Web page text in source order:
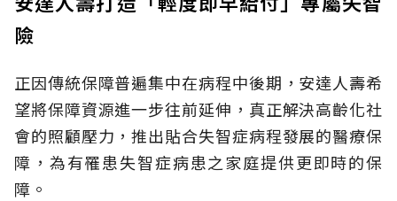
險
正因傳統保障普遍集中在病程中後期，安達人壽希
望將保障資源進一步往前延伸，真正解決高齡化社
會的照顧壓力，推出貼合失智症病程發展的醫療保
障，為有罹患失智症病患之家庭提供更即時的保
障。